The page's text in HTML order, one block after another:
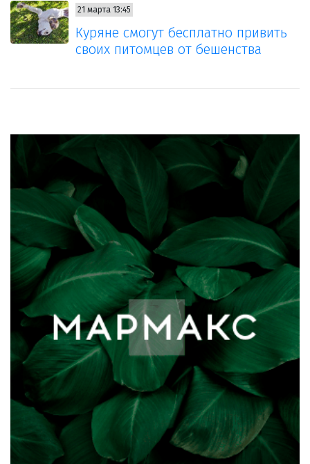
21 марта 13:45
Куряне смогут бесплатно привить
своих питомцев от бешенства